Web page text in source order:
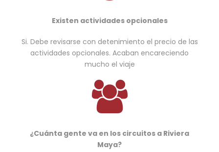
Existen actividades opcionales
Si. Debe revisarse con detenimiento el precio de las
actividades opcionales. Acaban encareciendo
mucho el viaje
¿Cuánta gente va en los circuitos a Riviera
Maya?